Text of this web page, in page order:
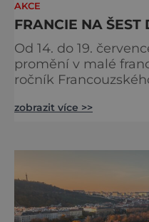
AKCE
FRANCIE NA
Od 14. do 19.
promění v malé
ročník
gastronomie, vína,
jednotlivých
speciality od
zobrazit více >>